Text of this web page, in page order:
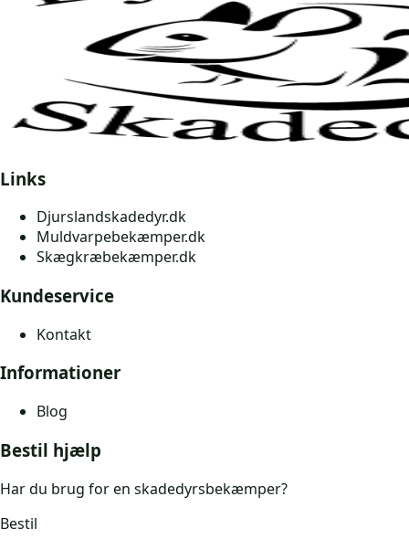
Links
Djurslandskadedyr.dk
Muldvarpebekæmper.dk
Skægkræbekæmper.dk
Kundeservice
Kontakt
Informationer
Blog
Bestil hjælp
Har du brug for en skadedyrsbekæmper?
Bestil